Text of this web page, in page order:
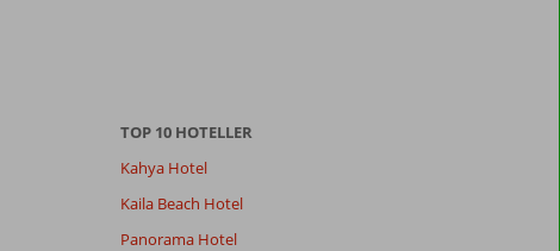
TOP 10 HOTELLER
Kahya Hotel
Kaila Beach Hotel
Panorama Hotel